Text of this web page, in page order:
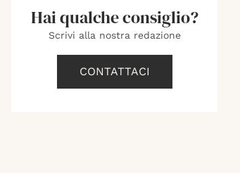
Hai qualche consiglio?
Scrivi alla nostra redazione
CONTATTACI